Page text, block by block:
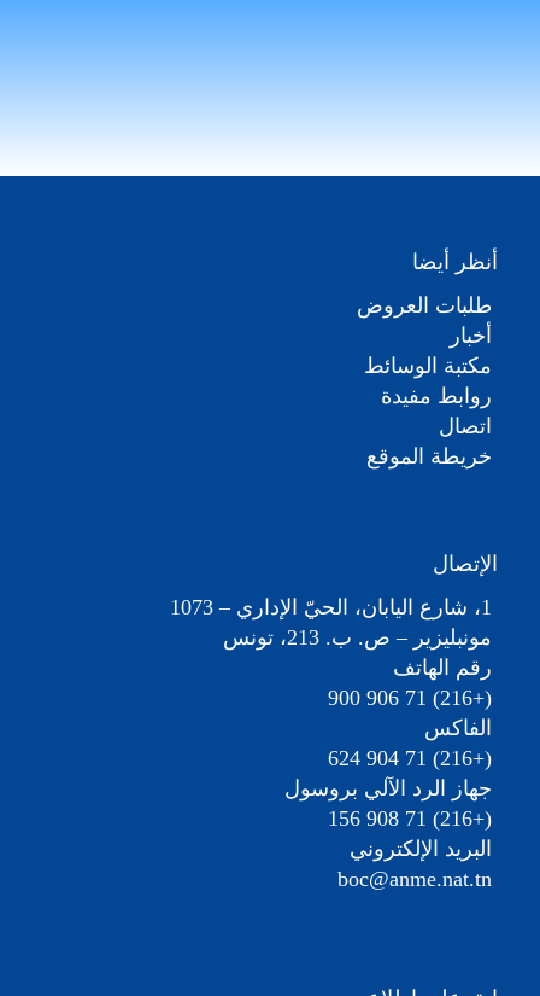
أنظر أيضا
طلبات العروض
أخبار
مكتبة الوسائط
روابط مفيدة
اتصال
خريطة الموقع
الإتصال
1، شارع اليابان، الحيّ الإداري – 1073
مونبليزير – ص. ب. 213، تونس
رقم الهاتف
(+216) 71 906 900
الفاكس
(+216) 71 904 624
جهاز الرد الآلي بروسول
(+216) 71 908 156
البريد الإلكتروني
boc@anme.nat.tn